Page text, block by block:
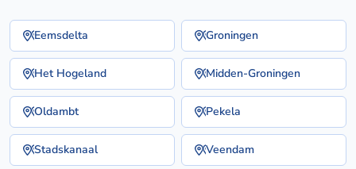
Eemsdelta Groningen
Het Hogeland Midden-Groningen
Oldambt Pekela
Stadskanaal Veendam